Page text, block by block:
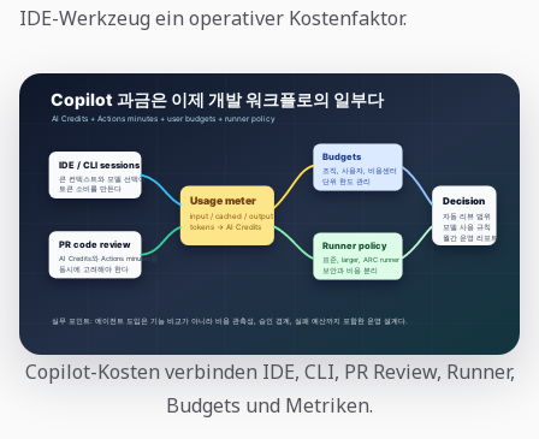
IDE-Werkzeug ein operativer Kostenfaktor.
Copilot-Kosten verbinden IDE, CLI, PR Review, Runner,
Budgets und Metriken.